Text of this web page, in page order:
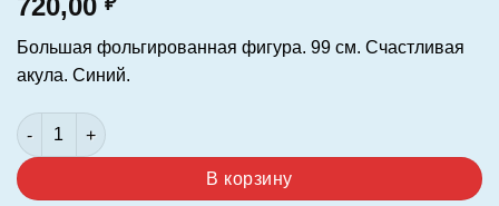
720,00
Большая фольгированная фигура. 99 см. Счастливая
акула. Синий.
Количество товара Шар (39"/99 см.) Фигура. Счастливая
В корзину